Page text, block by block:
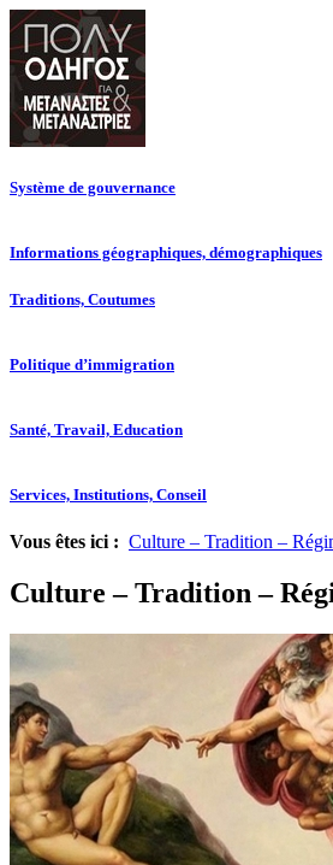
Système de gouvernance
Informations géographiques, démographiques
Traditions, Coutumes
Politique d’immigration
Santé, Travail, Education
Services, Institutions, Conseil
Vous êtes ici : Culture – Tradition –
Culture – Tradition –